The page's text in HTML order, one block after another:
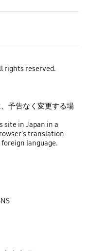
rights reserved.
予告なく変更する場
site in Japan in a
translation
language.